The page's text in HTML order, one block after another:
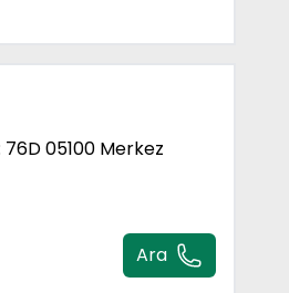
05100 Merkez
Ara